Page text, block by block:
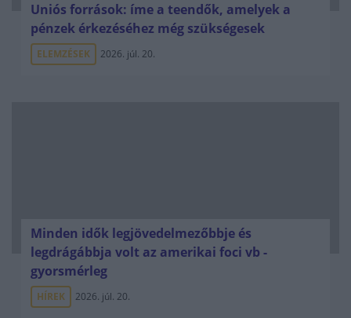
Uniós források: íme a teendők, amelyek a
pénzek érkezéséhez még szükségesek
ELEMZÉSEK 2026. júl. 20.
Minden idők legjövedelmezőbbje és
legdrágábbja volt az amerikai foci vb -
gyorsmérleg
HÍREK 2026. júl. 20.